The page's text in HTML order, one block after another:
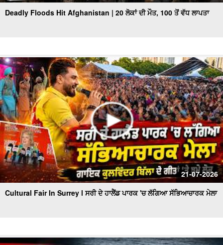
Deadly Floods Hit Afghanistan | 20 ਲੋਕਾਂ ਦੀ ਮੌਤ, 100 ਤੋਂ ਵੱਧ ਲਾਪਤਾ
21-07-2026
Cultural Fair In Surrey l ਸਰੀ ਦੇ ਹਾਲੈਂਡ ਪਾਰਕ 'ਚ ਲੱਗਿਆ ਸੱਭਿਆਚਾਰਕ ਮੇਲਾ